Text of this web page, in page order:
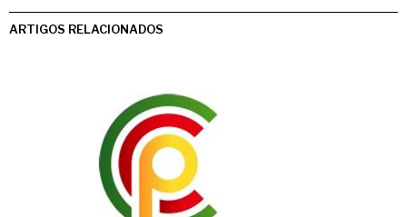
ARTIGOS RELACIONADOS